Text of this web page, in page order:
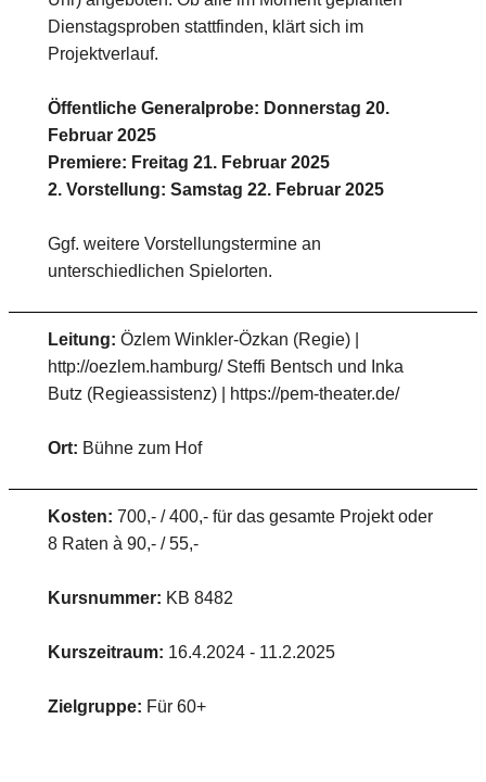
Dienstagsproben stattfinden, klärt sich im
Projektverlauf.
Öffentliche Generalprobe: Donnerstag 20.
Februar 2025
Premiere: Freitag 21. Februar 2025
2. Vorstellung: Samstag 22. Februar 2025
Ggf. weitere Vorstellungstermine an
unterschiedlichen Spielorten.
Leitung: Özlem Winkler-Özkan (Regie) |
http://oezlem.hamburg/ Steffi Bentsch und Inka
Butz (Regieassistenz) | https://pem-theater.de/
Ort: Bühne zum Hof
Kosten: 700,- / 400,- für das gesamte Projekt oder
8 Raten à 90,- / 55,-
Kursnummer: KB 8482
Kurszeitraum: 16.4.2024 - 11.2.2025
Zielgruppe: Für 60+